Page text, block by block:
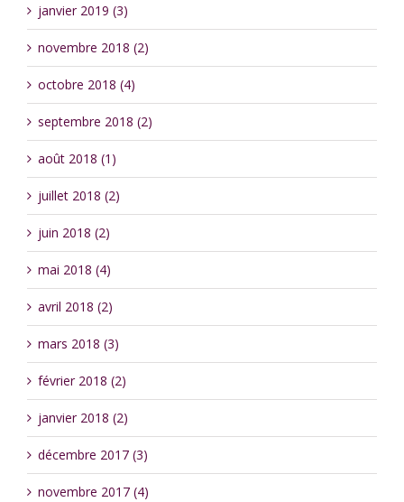
janvier 2019 (3)
novembre 2018 (2)
octobre 2018 (4)
septembre 2018 (2)
août 2018 (1)
juillet 2018 (2)
juin 2018 (2)
mai 2018 (4)
avril 2018 (2)
mars 2018 (3)
février 2018 (2)
janvier 2018 (2)
décembre 2017 (3)
novembre 2017 (4)